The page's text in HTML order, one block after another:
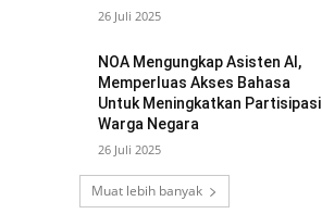
26 Juli 2025
NOA Mengungkap Asisten AI,
Memperluas Akses Bahasa
Untuk Meningkatkan Partisipasi
Warga Negara
26 Juli 2025
Muat lebih banyak